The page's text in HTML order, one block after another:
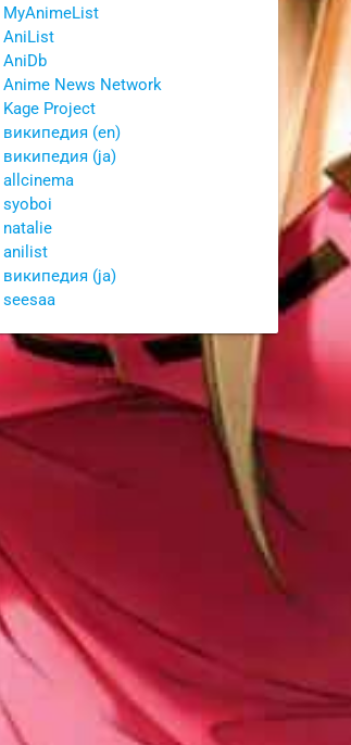
Совсем нечего делать
JohnVish
MyAnimeList
AniList
AniDb
Anime News Network
Kage Project
википедия (en)
википедия (ja)
allcinema
syoboi
natalie
anilist
википедия (ja)
seesaa